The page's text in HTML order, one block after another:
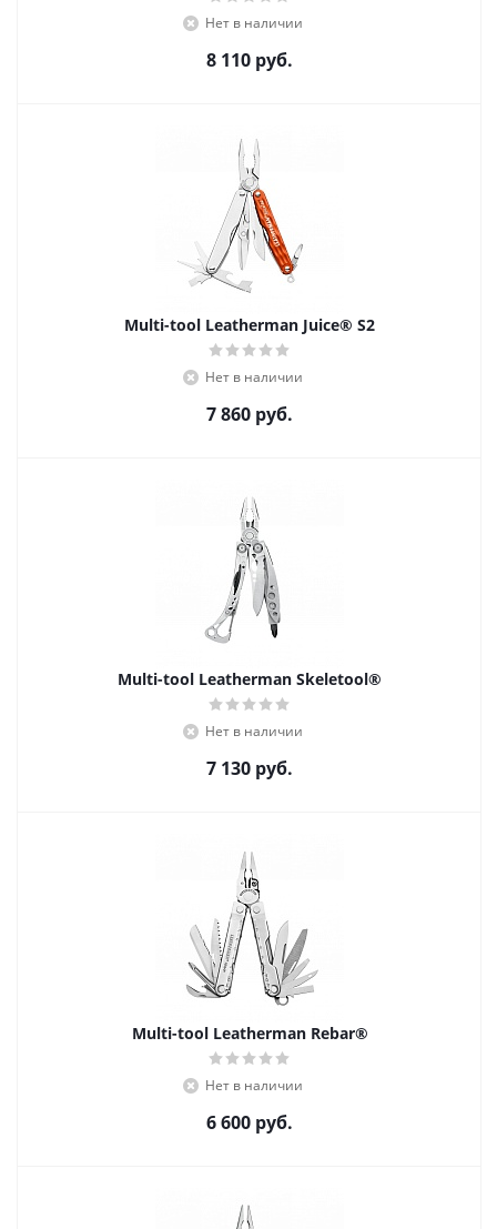
Нет в наличии
8 110 руб.
Multi-tool Leatherman Juice® S2
Нет в наличии
7 860 руб.
Multi-tool Leatherman Skeletool®
Нет в наличии
7 130 руб.
Multi-tool Leatherman Rebar®
Нет в наличии
6 600 руб.